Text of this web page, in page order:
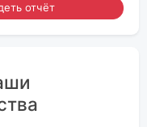
отчёт